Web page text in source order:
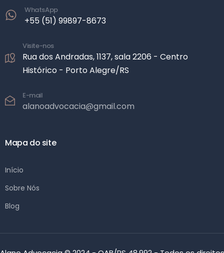
WhatsApp
+55 (51) 99897-8673
Visite-nos
Rua dos Andradas, 1137, sala 2206 - Centro
Histórico - Porto Alegre/RS
E-mail
alanoadvocacia@gmail.com
Mapa do site
Início
Sobre Nós
Blog